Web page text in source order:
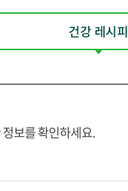
건강 레시피
보를 확인하세요.